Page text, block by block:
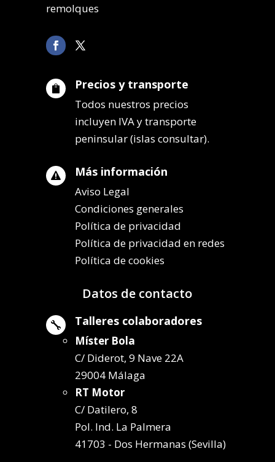
remolques
 Precios y transporte
Todos nuestros precios
incluyen IVA y transporte
peninsular (islas consultar).
 Más información
Aviso Legal
Condiciones generales
Política de privacidad
Política de privacidad en redes
Política de cookies
Datos de contacto
 Talleres colaboradores
Míster Bola
C/ Diderot, 9 Nave 22A
29004 Málaga
RT Motor
C/ Datilero, 8
Pol. Ind. La Palmera
41703 - Dos Hermanas (Sevilla)